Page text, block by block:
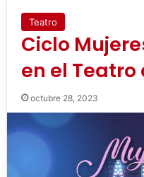
Teatro
Ciclo
en el Teatro
octubre 28, 2023